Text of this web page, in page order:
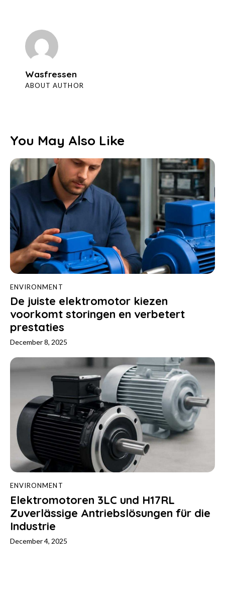
Wasfressen
ABOUT AUTHOR
You May Also Like
ENVIRONMENT
De juiste elektromotor kiezen
voorkomt storingen en verbetert
prestaties
December 8, 2025
ENVIRONMENT
Elektromotoren 3LC und H17RL
Zuverlässige Antriebslösungen für die
Industrie
December 4, 2025